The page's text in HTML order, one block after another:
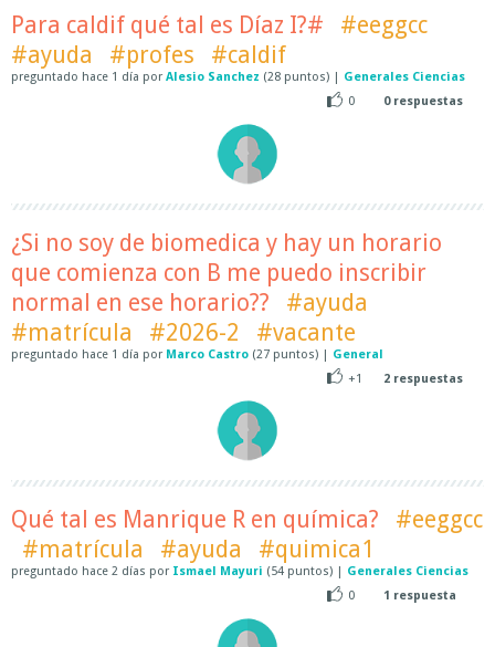
Para caldif qué tal es Díaz I?#
#eeggcc
#ayuda
#profes #caldif
preguntado hace 1 día por Alesio Sanchez (28 puntos) | Generales Ciencias
0
0respuestas
¿Si no soy de biomedica y hay un horario
que comienza con B me puedo inscribir
normal en ese horario??
#ayuda
#matrícula
#2026-2 #vacante
preguntado hace 1 día por Marco Castro (27 puntos) | General
+1
2 respuestas
Qué tal es Manrique R en química?
#eeggcc
#matrícula
#ayuda #quimica1
preguntado hace 2 días por Ismael Mayuri (54 puntos) | Generales Ciencias
0
1 respuesta